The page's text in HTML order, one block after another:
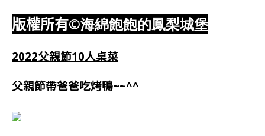
版權所有©海綿飽飽的鳳梨城堡
2022父親節10人桌菜
父親節帶爸爸吃烤鴨~~^^